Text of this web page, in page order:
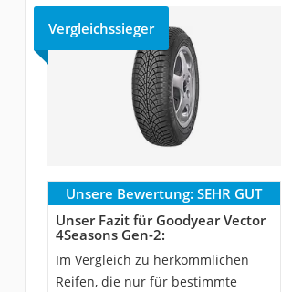
Vergleichssieger
Unsere Bewertung: SEHR GUT
Unser Fazit für Goodyear Vector
4Seasons Gen-2:
Im Vergleich zu herkömmlichen
Reifen, die nur für bestimmte